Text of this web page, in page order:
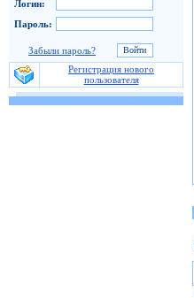
Логин:
Пароль:
Забыли пароль?
Регистрация нового
пользователя